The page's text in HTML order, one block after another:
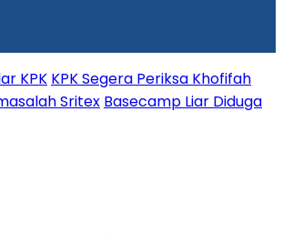
KPK KPK Segera Periksa Khofifah
Sritex Basecamp Liar Diduga